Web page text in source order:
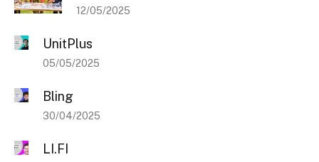
12/05/2025
UnitPlus
05/05/2025
Bling
30/04/2025
LI.FI